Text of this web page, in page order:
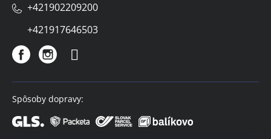
+421902209200
+421917646503
Spôsoby dopravy: